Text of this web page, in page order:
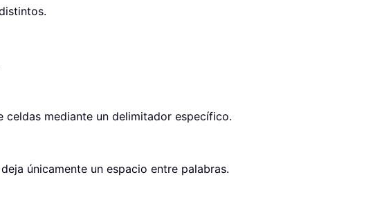
celdas mediante un delimitador específico.
únicamente un espacio entre palabras.